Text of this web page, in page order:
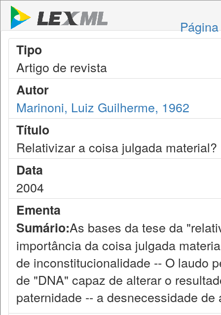
Tipo
Artigo de revista
Autor
Marinoni, Luiz Guilherme, 1962
Título
Relativizar a coisa julgada material?
Data
2004
Ementa
Sumário:As bases da tese da
importância da coisa julgada
de inconstitucionalidade -- O laudo
de "DNA" capaz de alterar o
paternidade -- a desnecessidade